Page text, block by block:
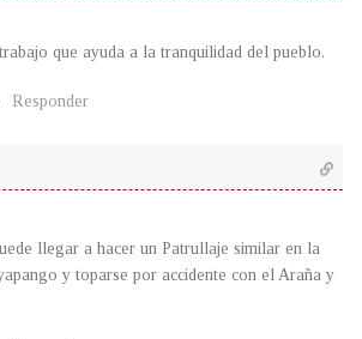
que ayuda a la tranquilidad del pueblo.
Responder
llegar a hacer un Patrullaje similar en la
y toparse por accidente con el Araña y